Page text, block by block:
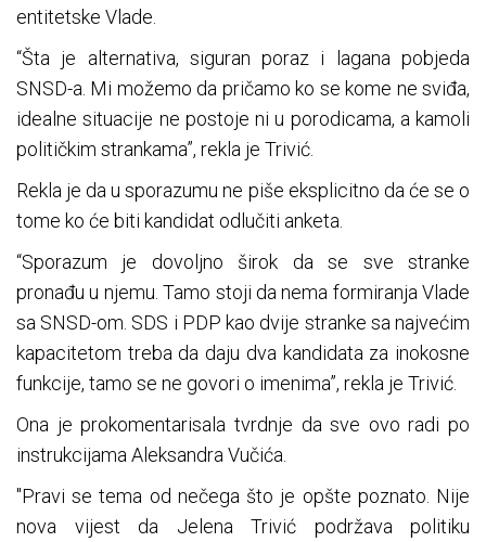
entitetske Vlade.
“Šta je alternativa, siguran poraz i lagana pobjeda
SNSD-a. Mi možemo da pričamo ko se kome ne sviđa,
idealne situacije ne postoje ni u porodicama, a kamoli
političkim strankama”, rekla je Trivić.
Rekla je da u sporazumu ne piše eksplicitno da će se o
tome ko će biti kandidat odlučiti anketa.
“Sporazum je dovoljno širok da se sve stranke
pronađu u njemu. Tamo stoji da nema formiranja Vlade
sa SNSD-om. SDS i PDP kao dvije stranke sa najvećim
kapacitetom treba da daju dva kandidata za inokosne
funkcije, tamo se ne govori o imenima”, rekla je Trivić.
Ona je prokomentarisala tvrdnje da sve ovo radi po
instrukcijama Aleksandra Vučića.
"Pravi se tema od nečega što je opšte poznato. Nije
nova vijest da Jelena Trivić podržava politiku